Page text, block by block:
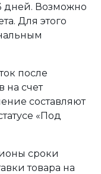
дней. Возможно
Для этого
после
на счет
составляют
«Под
сроки
товара на